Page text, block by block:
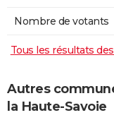
Nombre de votants
Tous les résultats
Autres
la Haute-Savoie